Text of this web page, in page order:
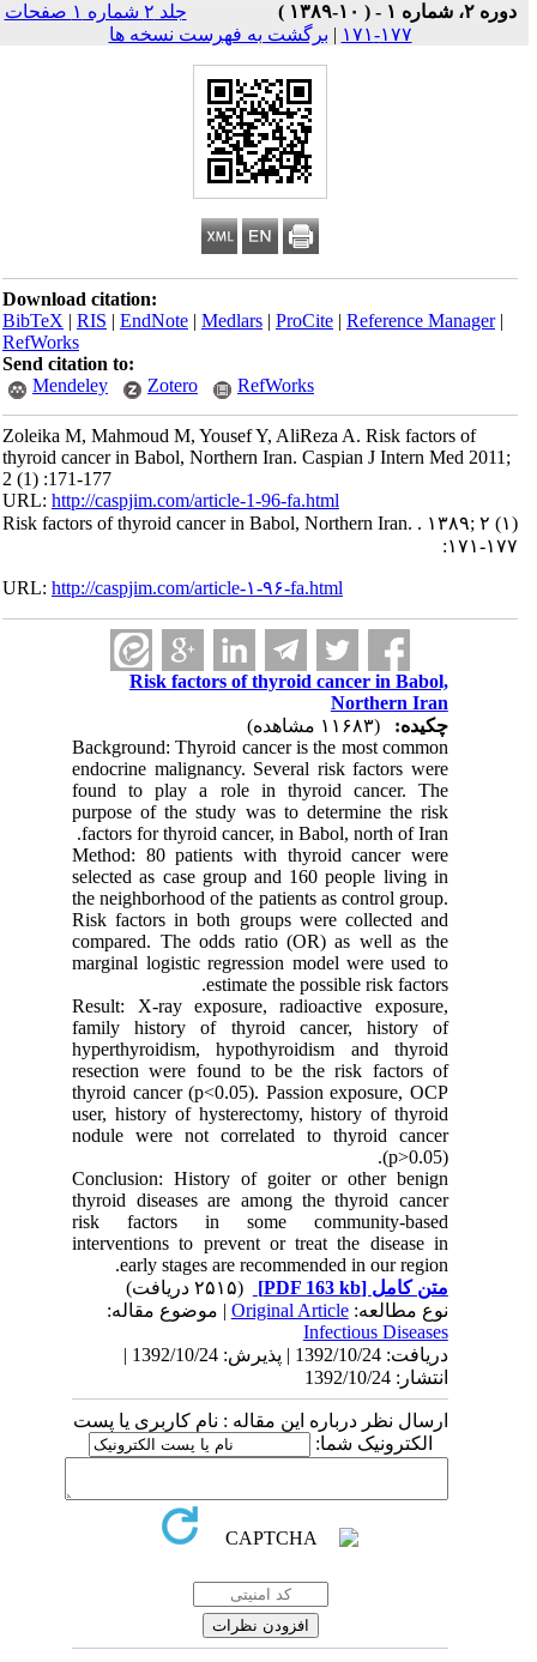
دوره ۲، شماره ۱ - ( ۱۰-۱۳۸۹ )
جلد ۲ شماره ۱ صفحات
۱۷۷-۱۷۱
| برگشت به فهرست نسخه ها
Download citation:
BibTeX|RIS|EndNote|Medlars|ProCite|Reference Manager
RefWorks
Send citation to:
Mendeley
Zotero RefWorks
Zoleika M, Mahmoud M, Yousef Y, AliReza A. Risk factors of
thyroid cancer in Babol, Northern Iran. Caspian J Intern Med 2011;
2 (1) :171-177
URL:http://caspjim.com/article-1-96-fa.html
Risk factors of thyroid cancer in Babol, Northern Iran. . ۱۳۸۹; ۲ (۱)
:۱۷۱-۱۷۷
URL:http://caspjim.com/article-۱-۹۶-fa.html
Risk factors of thyroid cancer in Babol,
Northern Iran
چکیده:
Background: Thyroid cancer is the most common
endocrine malignancy. Several risk factors were
found to play a role in thyroid cancer. The
purpose of the study was to determine the risk
factors for thyroid cancer, in Babol, north of Iran.
Method: 80 patients with thyroid cancer were
selected as case group and 160 people living in
the neighborhood of the patients as control group.
Risk factors in both groups were collected and
compared. The odds ratio (OR) as well as the
marginal logistic regression model were used to
estimate the possible risk factors.
Result: X-ray exposure, radioactive exposure,
family history of thyroid cancer, history of
hyperthyroidism, hypothyroidism and thyroid
resection were found to be the risk factors of
thyroid cancer (p<0.05). Passion exposure, OCP
user, history of hysterectomy, history of thyroid
nodule were not correlated to thyroid cancer
(p>0.05).
Conclusion: History of goiter or other benign
thyroid diseases are among the thyroid cancer
risk factors in some community-based
interventions to prevent or treat the disease in
early stages are recommended in our region.
متن کامل[PDF 163 kb]
نوع مطالعه:Original Article| موضوع مقاله:
Infectious Diseases
دریافت: 1392/10/24 | پذیرش: 1392/10/24 |
انتشار: 1392/10/24
ارسال نظر درباره این مقاله : نام کاربری یا پست
الکترونیک شما: